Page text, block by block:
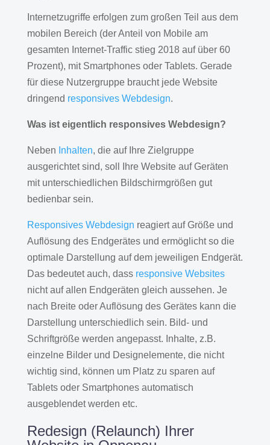
Internetzugriffe erfolgen zum großen Teil aus dem
mobilen Bereich (der Anteil von Mobile am
gesamten Internet-Traffic stieg 2018 auf über 60
Prozent), mit Smartphones oder Tablets. Gerade
für diese Nutzergruppe braucht jede Website
dringend responsives Webdesign.
Was ist eigentlich responsives Webdesign?
Neben Inhalten, die auf Ihre Zielgruppe
ausgerichtet sind, soll Ihre Website auf Geräten
mit unterschiedlichen Bildschirmgrößen gut
bedienbar sein.
Responsives Webdesign reagiert auf Größe und
Auflösung des Endgerätes und ermöglicht so die
optimale Darstellung auf dem jeweiligen Endgerät.
Das bedeutet auch, dass responsive Websites
nicht auf allen Endgeräten gleich aussehen. Je
nach Breite oder Auflösung des Gerätes kann die
Darstellung unterschiedlich sein. Bild- und
Schriftgröße werden angepasst. Inhalte, z.B.
einzelne Bilder und Designelemente, die nicht
wichtig sind, können um Platz zu sparen auf
Tablets oder Smartphones automatisch
ausgeblendet werden etc.
Redesign (Relaunch) Ihrer